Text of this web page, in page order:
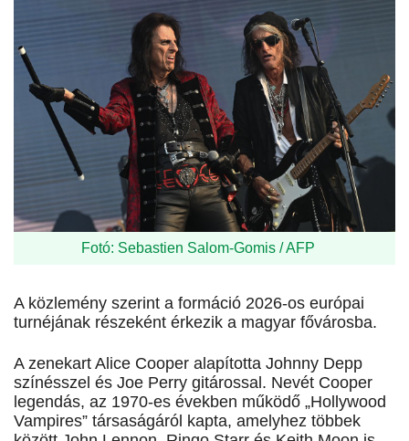
Fotó: Sebastien Salom-Gomis / AFP
A közlemény szerint a formáció 2026-os európai
turnéjának részeként érkezik a magyar fővárosba.
A zenekart Alice Cooper alapította Johnny Depp
színésszel és Joe Perry gitárossal. Nevét Cooper
legendás, az 1970-es években működő „Hollywood
Vampires” társaságáról kapta, amelyhez többek